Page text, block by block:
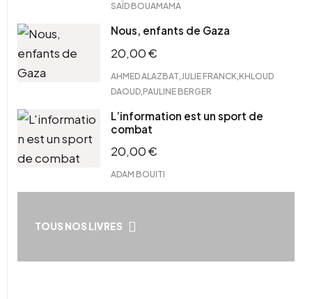
SAÏD BOUAMAMA
Nous, enfants de Gaza
20,00€
AHMED ALAZBAT JULIE FRANCK KHLOUD
DAOUD PAULINE BERGER
L’information est un sport de
combat
20,00€
ADAM BOUITI
TOUS NOS LIVRES